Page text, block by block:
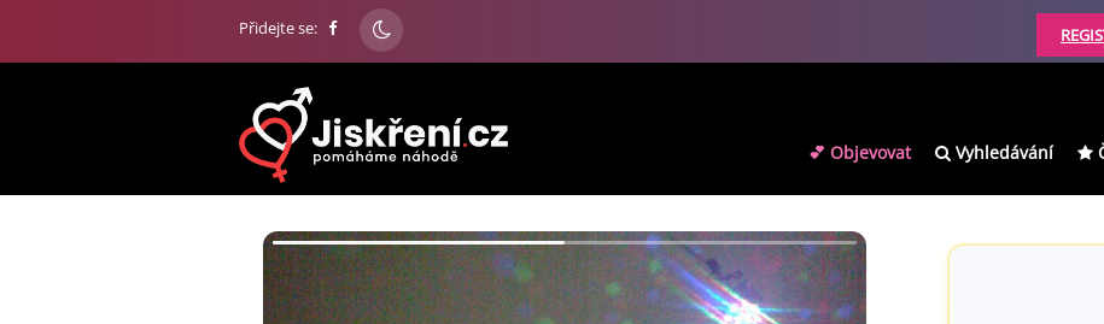
Přidejte se:
💕 Objevovat Vyhledávání